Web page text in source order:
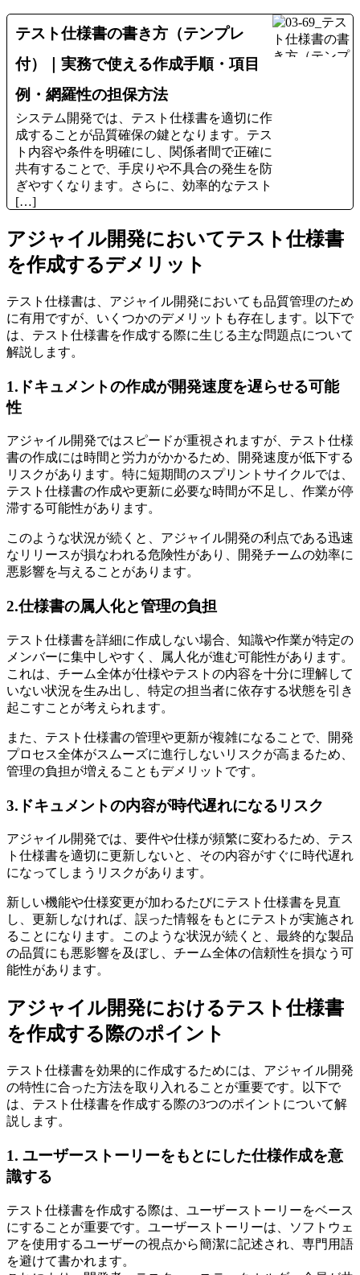
テスト仕様書の書き方（テンプレ
付）｜実務で使える作成手順・項目
例・網羅性の担保方法
システム開発では、テスト仕様書を適切に作
成することが品質確保の鍵となります。テス
ト内容や条件を明確にし、関係者間で正確に
共有することで、手戻りや不具合の発生を防
ぎやすくなります。さらに、効率的なテスト
[…]
アジャイル開発においてテスト仕様書
を作成するデメリット
テスト仕様書は、アジャイル開発においても品質管理のため
に有用ですが、いくつかのデメリットも存在します。以下で
は、テスト仕様書を作成する際に生じる主な問題点について
解説します。
1.ドキュメントの作成が開発速度を遅らせる可能
性
アジャイル開発ではスピードが重視されますが、テスト仕様
書の作成には時間と労力がかかるため、開発速度が低下する
リスクがあります。特に短期間のスプリントサイクルでは、
テスト仕様書の作成や更新に必要な時間が不足し、作業が停
滞する可能性があります。
このような状況が続くと、アジャイル開発の利点である迅速
なリリースが損なわれる危険性があり、開発チームの効率に
悪影響を与えることがあります。
2.仕様書の属人化と管理の負担
テスト仕様書を詳細に作成しない場合、知識や作業が特定の
メンバーに集中しやすく、属人化が進む可能性があります。
これは、チーム全体が仕様やテストの内容を十分に理解して
いない状況を生み出し、特定の担当者に依存する状態を引き
起こすことが考えられます。
また、テスト仕様書の管理や更新が複雑になることで、開発
プロセス全体がスムーズに進行しないリスクが高まるため、
管理の負担が増えることもデメリットです。
3.ドキュメントの内容が時代遅れになるリスク
アジャイル開発では、要件や仕様が頻繁に変わるため、テス
ト仕様書を適切に更新しないと、その内容がすぐに時代遅れ
になってしまうリスクがあります。
新しい機能や仕様変更が加わるたびにテスト仕様書を見直
し、更新しなければ、誤った情報をもとにテストが実施され
ることになります。このような状況が続くと、最終的な製品
の品質にも悪影響を及ぼし、チーム全体の信頼性を損なう可
能性があります。
アジャイル開発におけるテスト仕様書
を作成する際のポイント
テスト仕様書を効果的に作成するためには、アジャイル開発
の特性に合った方法を取り入れることが重要です。以下で
は、テスト仕様書を作成する際の3つのポイントについて解
説します。
1. ユーザーストーリーをもとにした仕様作成を意
識する
テスト仕様書を作成する際は、ユーザーストーリーをベース
にすることが重要です。ユーザーストーリーは、ソフトウェ
アを使用するユーザーの視点から簡潔に記述され、専門用語
を避けて書かれます。